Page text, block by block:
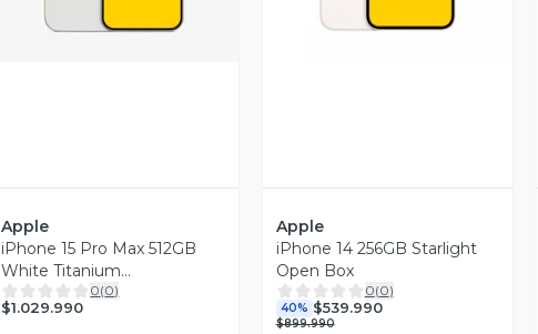
Apple
iPhone 15 Pro Max 512GB
White Titanium
Reacondicionado
0(0)
$1.029.990
Apple
iPhone 14 256GB Starlight
Open Box
0(0)
40% $539.990
$899.990